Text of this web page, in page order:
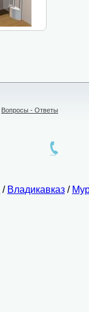
Вопросы - Ответы
/ Владикавказ /